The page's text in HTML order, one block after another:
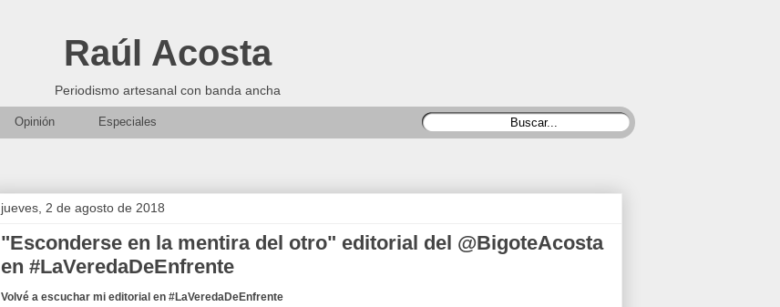
Raúl Acosta
Periodismo artesanal con banda ancha
Opinión Especiales
jueves, 2 de agosto de 2018
"Esconderse en la mentira del otro" editorial del @BigoteAcosta
en #LaVeredaDeEnfrente
Volvé a escuchar mi editorial en #LaVeredaDeEnfrente